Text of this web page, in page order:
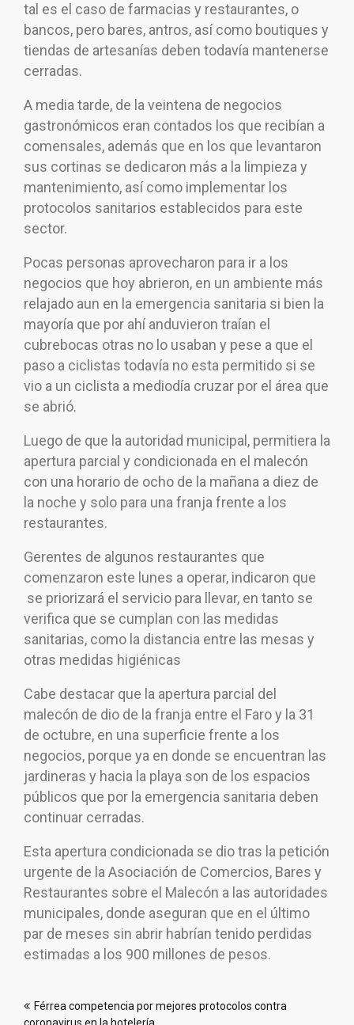
tal es el caso de farmacias y restaurantes, o
bancos, pero bares, antros, así como boutiques y
tiendas de artesanías deben todavía mantenerse
cerradas.
A media tarde, de la veintena de negocios
gastronómicos eran contados los que recibían a
comensales, además que en los que levantaron
sus cortinas se dedicaron más a la limpieza y
mantenimiento, así como implementar los
protocolos sanitarios establecidos para este
sector.
Pocas personas aprovecharon para ir a los
negocios que hoy abrieron, en un ambiente más
relajado aun en la emergencia sanitaria si bien la
mayoría que por ahí anduvieron traían el
cubrebocas otras no lo usaban y pese a que el
paso a ciclistas todavía no esta permitido si se
vio a un ciclista a mediodía cruzar por el área que
se abrió.
Luego de que la autoridad municipal, permitiera la
apertura parcial y condicionada en el malecón
con una horario de ocho de la mañana a diez de
la noche y solo para una franja frente a los
restaurantes.
Gerentes de algunos restaurantes que
comenzaron este lunes a operar, indicaron que
se priorizará el servicio para llevar, en tanto se
verifica que se cumplan con las medidas
sanitarias, como la distancia entre las mesas y
otras medidas higiénicas
Cabe destacar que la apertura parcial del
malecón de dio de la franja entre el Faro y la 31
de octubre, en una superficie frente a los
negocios, porque ya en donde se encuentran las
jardineras y hacia la playa son de los espacios
públicos que por la emergencia sanitaria deben
continuar cerradas.
Esta apertura condicionada se dio tras la petición
urgente de la Asociación de Comercios, Bares y
Restaurantes sobre el Malecón a las autoridades
municipales, donde aseguran que en el último
par de meses sin abrir habrían tenido perdidas
estimadas a los 900 millones de pesos.
deFérrea competencia por mejores protocolos contra